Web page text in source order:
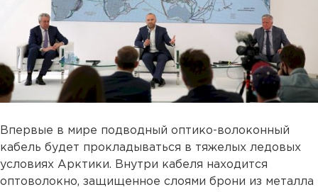
Впервые в мире подводный оптико-волоконный
кабель будет прокладываться в тяжелых ледовых
условиях Арктики. Внутри кабеля находится
оптоволокно, защищенное слоями брони из металла